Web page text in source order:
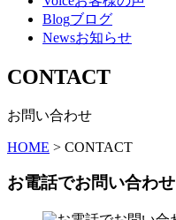
Blogブログ
Newsお知らせ
CONTACT
お問い合わせ
HOME > CONTACT
お電話でお問い合わせ